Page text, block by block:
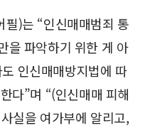
필)는 “인신매매범죄 통
을 파악하기 위한 게 아
인신매매방지법에 따
다”며 “(인신매매 피해
실을 여가부에 알리고,